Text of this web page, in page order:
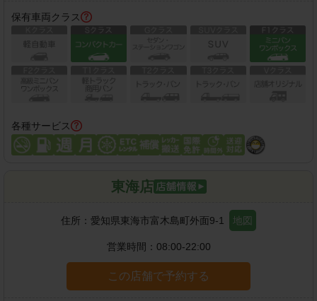
保有車両クラス
各種サービス
東海店
住所： 愛知県東海市富木島町外面9-1 地図
営業時間： 08:00-22:00
この店舗で予約する